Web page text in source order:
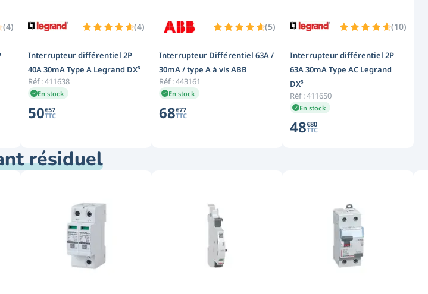
(4) (4)
Interrupteur différentiel 2P
40A 30mA Type A Legrand DX³
Réf :411638
En stock
50€57
TTC
(5)
Interrupteur Différentiel 63A /
30mA / type A à vis ABB
Réf :443161
En stock
68€77
TTC
(10)
Interrupteur différentiel 2P
63A 30mA Type AC Legrand
DX³
Réf :411650
En stock
48€80
TTC
résiduel